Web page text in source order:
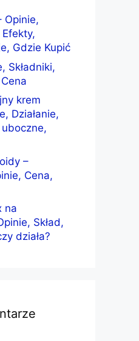
Opinie,
Gdzie Kupić
Składniki,
krem
Działanie,
–
Cena,
na
Skład,
działa?